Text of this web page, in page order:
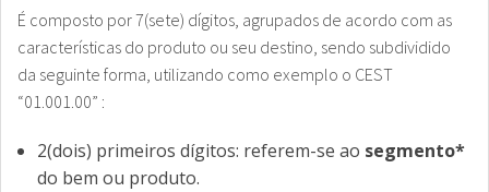
É composto por 7(sete) dígitos, agrupados de acordo com as
características do produto ou seu destino, sendo subdividido
da seguinte forma, utilizando como exemplo o CEST
“01.001.00” :
2(dois) primeiros dígitos: referem-se ao segmento*
do bem ou produto.